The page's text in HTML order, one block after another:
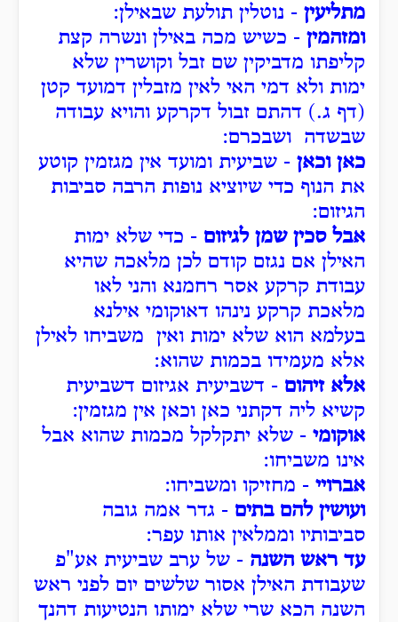
מתליעין - נוטלין תולעת שבאילן:
ומזהמין - כשיש מכה באילן ונשרה קצת
קליפתו מדביקין שם זבל וקושרין שלא
ימות ולא דמי האי לאין מזבלין דמועד קטן
(דף ג.) דהתם זבול דקרקע והויא עבודה
שבשדה ושבכרם:
כאן וכאן - שביעית ומועד אין מגזמין קוטע
את הנוף כדי שיוציא נופות הרבה סביבות
הגיזום:
אבל סכין שמן לגיזום - כדי שלא ימות
האילן אם נגזם קודם לכן מלאכה שהיא
עבודת קרקע אסר רחמנא והני לאו
מלאכת קרקע נינהו דאוקומי אילנא
בעלמא הוא שלא ימות ואין משביחו לאילן
אלא מעמידו בכמות שהוא:
אלא זיהום - דשביעית אגיזום דשביעית
קשיא ליה דקתני כאן וכאן אין מגזמין:
אוקומי - שלא יתקלקל מכמות שהוא אבל
אינו משביחו:
אברויי - מחזיקו ומשביחו:
ועושין להם בתים - גדר אמה גובה
סביבותיו וממלאין אותו עפר:
עד ראש השנה - של ערב שביעית אע"פ
שעבודת האילן אסור שלשים יום לפני ראש
השנה הכא שרי שלא ימותו הנטיעות דהנך